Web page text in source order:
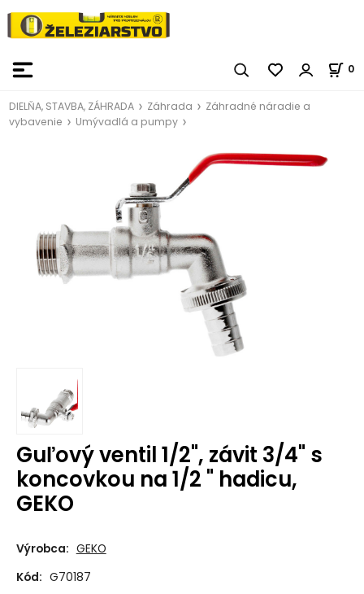
0
DIELŇA, STAVBA, ZÁHRADA Záhrada
Záhradné náradie a
vybavenie
Umývadlá a pumpy
Guľový ventil 1/2", závit 3/4" s
koncovkou na 1/2 " hadicu,
GEKO
Výrobca: GEKO
Kód: G70187